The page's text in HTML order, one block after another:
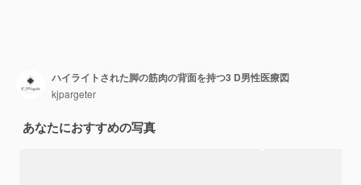
ハイライトされた脚の筋肉の背面を持つ3 D男性医療図
kjpargeter
あなたにおすすめの写真